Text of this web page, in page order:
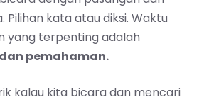
Pilihan kata atau diksi. Waktu
yang terpenting adalah
pemahaman.
kalau kita bicara dan mencari